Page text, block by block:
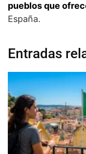
pueblos que
España.
Entradas